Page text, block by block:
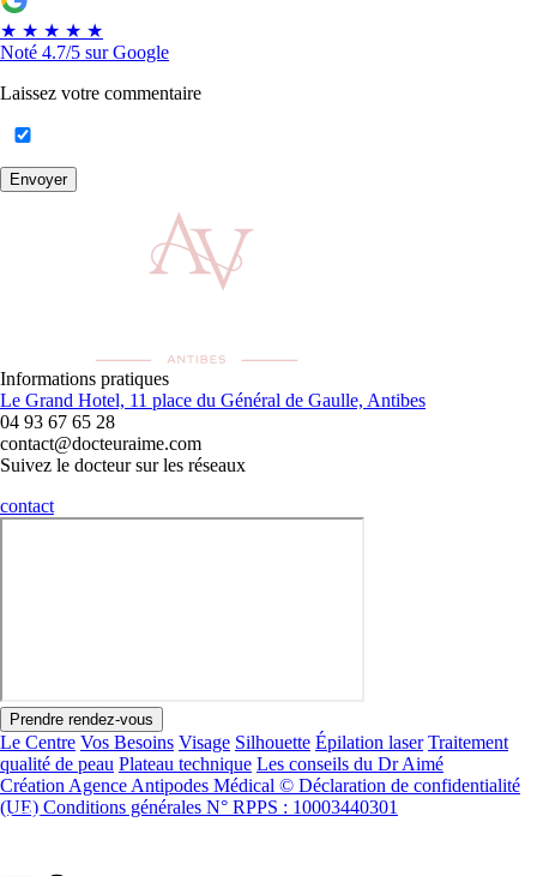
★ ★ ★ ★ ★
Noté 4.7/5 sur Google
Laissez votre commentaire
Envoyer
Informations pratiques
Le Grand Hotel, 11 place du Général de Gaulle, Antibes
04 93 67 65 28
contact@docteuraime.com
Suivez le docteur sur les réseaux
contact
Prendre rendez-vous
Le Centre Vos Besoins Visage Silhouette Épilation laser Traitement
qualité de peau Plateau technique Les conseils du Dr Aimé
Création Agence Antipodes Médical © Déclaration de confidentialité
(UE) Conditions générales N° RPPS : 10003440301